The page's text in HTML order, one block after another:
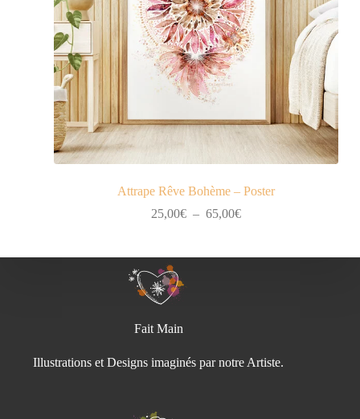
Attrape Rêve Bohème – Poster
25,00€ – 65,00€Plage
25,00€
Fait Main
Illustrations et Designs imaginés par notre Artiste.